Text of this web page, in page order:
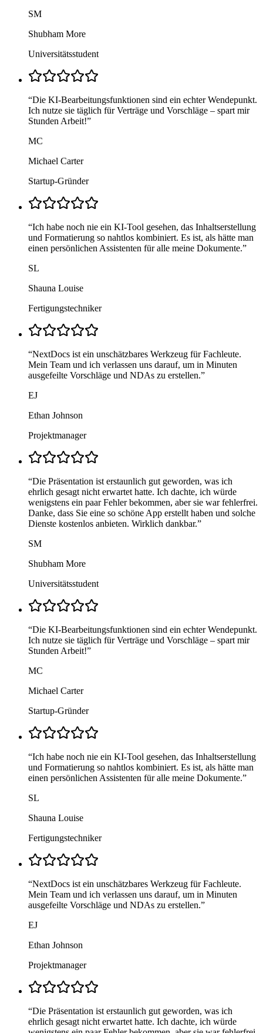
SM
Shubham More
Universitätsstudent
“Die KI-Bearbeitungsfunktionen sind ein echter Wendepunkt.
Ich nutze sie täglich für Verträge und Vorschläge – spart mir
Stunden Arbeit!”
MC
Michael Carter
Startup-Gründer
“Ich habe noch nie ein KI-Tool gesehen, das Inhaltserstellung
und Formatierung so nahtlos kombiniert. Es ist, als hätte man
einen persönlichen Assistenten für alle meine Dokumente.”
SL
Shauna Louise
Fertigungstechniker
“NextDocs ist ein unschätzbares Werkzeug für Fachleute.
Mein Team und ich verlassen uns darauf, um in Minuten
ausgefeilte Vorschläge und NDAs zu erstellen.”
EJ
Ethan Johnson
Projektmanager
“Die Präsentation ist erstaunlich gut geworden, was ich
ehrlich gesagt nicht erwartet hatte. Ich dachte, ich würde
wenigstens ein paar Fehler bekommen, aber sie war fehlerfrei.
Danke, dass Sie eine so schöne App erstellt haben und solche
Dienste kostenlos anbieten. Wirklich dankbar.”
SM
Shubham More
Universitätsstudent
“Die KI-Bearbeitungsfunktionen sind ein echter Wendepunkt.
Ich nutze sie täglich für Verträge und Vorschläge – spart mir
Stunden Arbeit!”
MC
Michael Carter
Startup-Gründer
“Ich habe noch nie ein KI-Tool gesehen, das Inhaltserstellung
und Formatierung so nahtlos kombiniert. Es ist, als hätte man
einen persönlichen Assistenten für alle meine Dokumente.”
SL
Shauna Louise
Fertigungstechniker
“NextDocs ist ein unschätzbares Werkzeug für Fachleute.
Mein Team und ich verlassen uns darauf, um in Minuten
ausgefeilte Vorschläge und NDAs zu erstellen.”
EJ
Ethan Johnson
Projektmanager
“Die Präsentation ist erstaunlich gut geworden, was ich
ehrlich gesagt nicht erwartet hatte. Ich dachte, ich würde